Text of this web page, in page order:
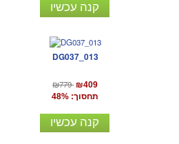
קנה עכשיו
DG037_013
₪779 ₪409
תחסוך: 48%
קנה עכשיו